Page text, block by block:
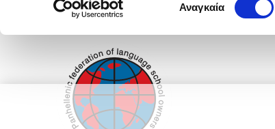
συγκατάθεσης
Αναγκαία